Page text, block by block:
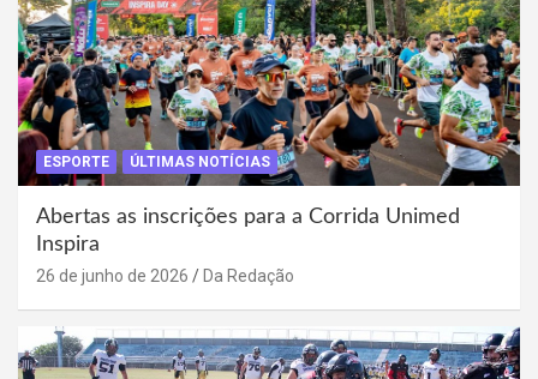
ESPORTE ÚLTIMAS NOTÍCIAS
Abertas as inscrições para a Corrida Unimed
Inspira
26 de junho de 2026 Da Redação